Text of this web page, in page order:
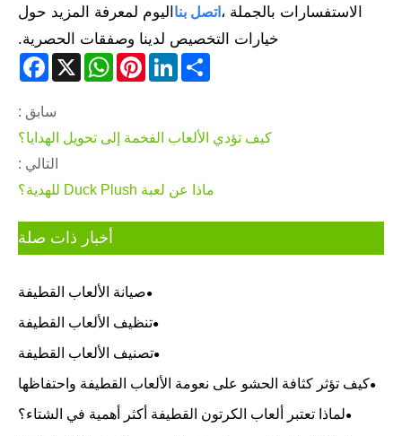
الاستفسارات بالجملة ، اتصل بنا اليوم لمعرفة المزيد حول
خيارات التخصيص لدينا وصفقات الحصرية.
X
WhatsAppPinterestLinkedInShare
سابق :
كيف تؤدي الألعاب الفخمة إلى تحويل الهدايا؟
التالي :
ماذا عن لعبة Duck Plush للهدية؟
أخبار ذات صلة
صيانة الألعاب القطيفة
تنظيف الألعاب القطيفة
تصنيف الألعاب القطيفة
كيف تؤثر كثافة الحشو على نعومة الألعاب القطيفة واحتفاظها
بشكلها؟
لماذا تعتبر ألعاب الكرتون القطيفة أكثر أهمية في الشتاء؟